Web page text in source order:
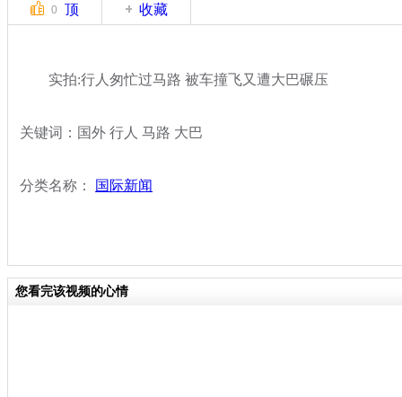
0 顶 收藏
实拍:行人匆忙过马路 被车撞飞又遭大巴碾压
关键词：国外 行人 马路 大巴
分类名称： 国际新闻
您看完该视频的心情